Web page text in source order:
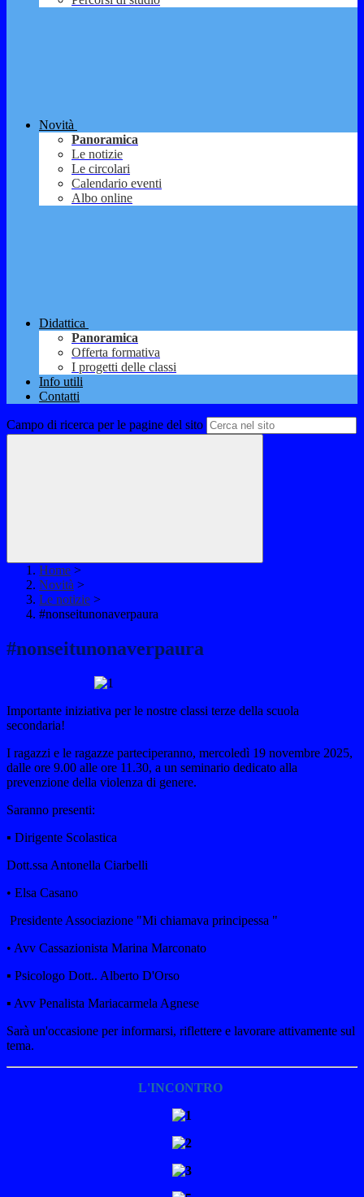
Novità
Panoramica
Le notizie
Le circolari
Calendario eventi
Albo online
Didattica
Panoramica
Offerta formativa
I progetti delle classi
Info utili
Contatti
Campo di ricerca per le pagine del sito
Home >
Novità >
Le notizie >
#nonseitunonaverpaura
#nonseitunonaverpaura
​Importante iniziativa per le nostre classi terze della scuola
secondaria!
​I ragazzi e le ragazze parteciperanno, mercoledì 19 novembre 2025,
dalle ore 9.00 alle ore 11.30, a un seminario dedicato alla
prevenzione della violenza di genere.
​Saranno presenti:
▪︎ Dirigente Scolastica
Dott.ssa Antonella Ciarbelli
• Elsa Casano
​Presidente Associazione "Mi chiamava principessa "
• Avv Cassazionista Marina Marconato
▪︎ Psicologo Dott.. Alberto D'Orso
▪︎ Avv Penalista Mariacarmela Agnese
Sarà un'occasione per informarsi, riflettere e lavorare attivamente sul
tema.
L'INCONTRO